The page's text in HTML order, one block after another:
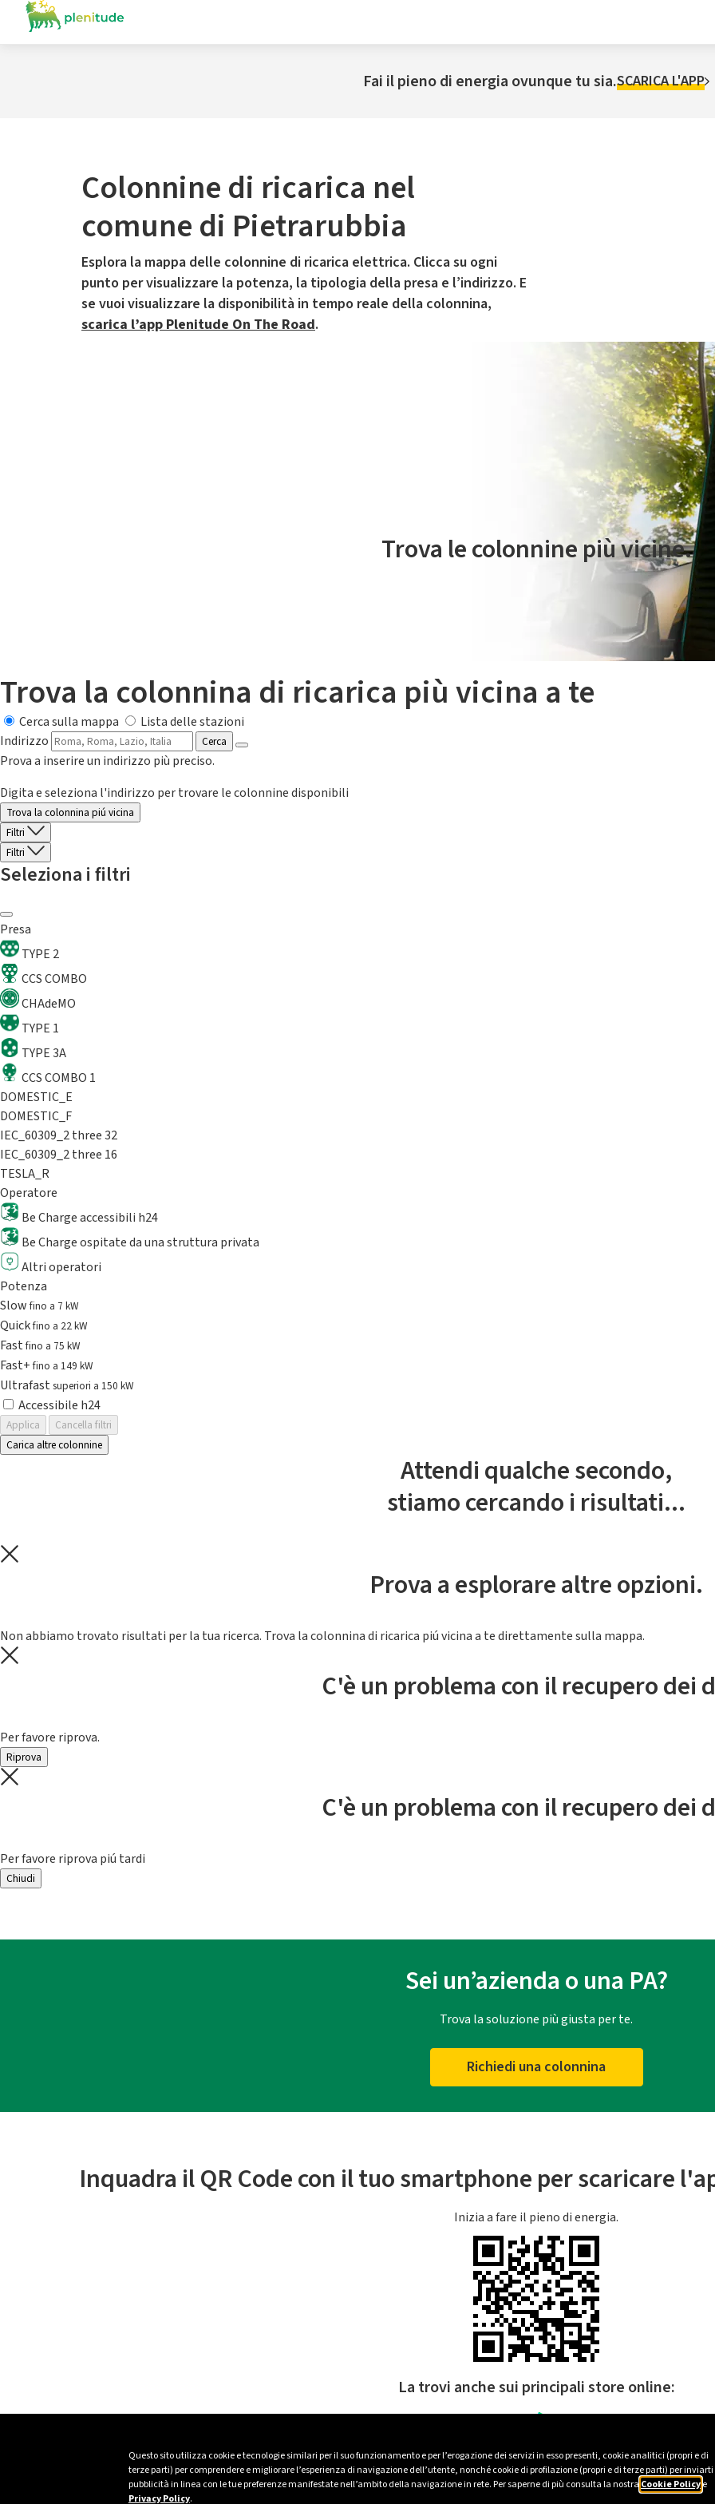
Questo sito utilizza cookie e tecnologie similari per il suo funzionamento e per l’erogazione dei servizi in esso presenti, cookie analitici (propri e di
terze parti) per comprendere e migliorare l’esperienza di navigazione dell’utente, nonché cookie di profilazione (propri e di terze parti) per inviarti
pubblicità in linea con le tue preferenze manifestate nell’ambito della navigazione in rete. Per saperne di più consulta la nostra Cookie Policye
Privacy Policy.
Fai il pieno di energia ovunque tu sia.SCARICA L'APP
Colonnine di ricarica nel
comune di Pietrarubbia
Esplora la mappa delle colonnine di ricarica elettrica. Clicca su ogni
punto per visualizzare la potenza, la tipologia della presa e l’indirizzo. E
se vuoi visualizzare la disponibilità in tempo reale della colonnina,
scarica l’app Plenitude On The Road.
Il servizio di mobilità elettrica è gestito da Plenitude On The Road
Trova le colonnine più vicine.
Trova la colonnina di ricarica più vicina a te
Cerca sulla mappa
Lista delle stazioni
Indirizzo
Cerca
Prova a inserire un indirizzo più preciso.
Digita e seleziona l'indirizzo per trovare le colonnine disponibili
Trova la colonnina piú vicina
Filtri
Filtri
Seleziona i filtri
Presa
TYPE 2
CCS COMBO
CHAdeMO
TYPE 1
TYPE 3A
CCS COMBO 1
DOMESTIC_E
DOMESTIC_F
IEC_60309_2 three 32
IEC_60309_2 three 16
TESLA_R
Operatore
Be Charge accessibili h24
Be Charge ospitate da una struttura privata
Altri operatori
Potenza
Slowfino a 7 kW
Quickfino a 22 kW
Fastfino a 75 kW
Fast+fino a 149 kW
Ultrafast superiori a 150 kW
Accessibile h24
Applica
Cancella filtri
Carica altre colonnine
Attendi qualche secondo,
stiamo cercando i risultati...
Prova a esplorare altre opzioni.
Non abbiamo trovato risultati per la tua ricerca. Trova la colonnina di ricarica piú vicina a te direttamente sulla mappa.
C'è un problema con il recupero dei
Per favore riprova.
Riprova
C'è un problema con il recupero dei
Per favore riprova piú tardi
Chiudi
Sei un’azienda o una PA?
Trova la soluzione più giusta per te.
Richiedi una colonnina
Inquadra il QR Code con il tuo smartphone per scaricare
Inizia a fare il pieno di energia.
La trovi anche sui principali store online: